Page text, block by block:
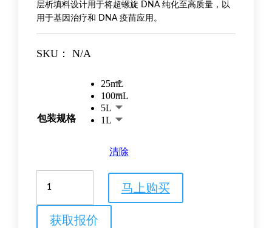
层析填料设计用于将超螺旋 DNA 纯化至高质量，以
用于基因治疗和 DNA 疫苗应用。
SKU： N/A
包装规格
25mL
100mL
5L
1L
清除
PlasmidSelect
马上购买
获取报价